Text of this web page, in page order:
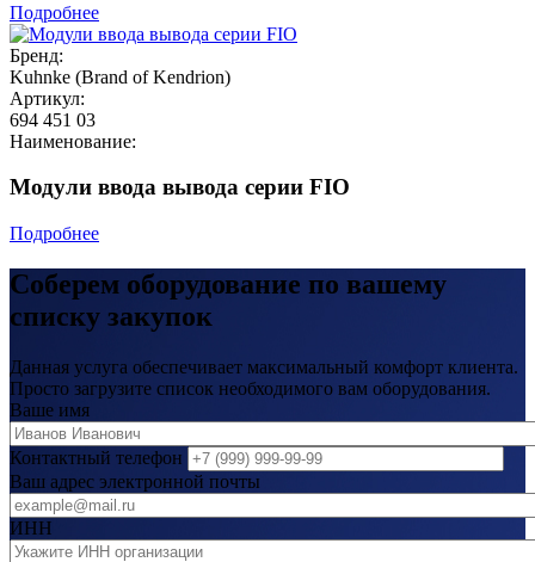
Подробнее
Бренд:
Kuhnke (Brand of Kendrion)
Артикул:
694 451 03
Наименование:
Модули ввода вывода серии FIO
Подробнее
Соберем оборудование по вашему
списку закупок
Данная услуга обеспечивает максимальный комфорт клиента.
Просто загрузите список необходимого вам оборудования.
Ваше имя
Контактный телефон
Ваш адрес электронной почты
ИНН